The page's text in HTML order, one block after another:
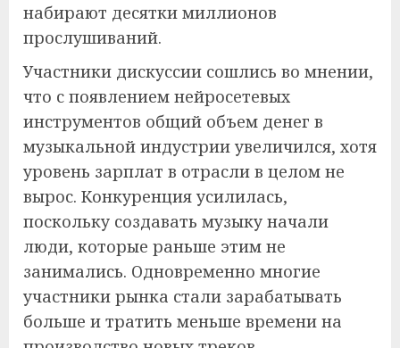
набирают десятки миллионов
прослушиваний.
Участники дискуссии сошлись во мнении,
что с появлением нейросетевых
инструментов общий объем денег в
музыкальной индустрии увеличился, хотя
уровень зарплат в отрасли в целом не
вырос. Конкуренция усилилась,
поскольку создавать музыку начали
люди, которые раньше этим не
занимались. Одновременно многие
участники рынка стали зарабатывать
больше и тратить меньше времени на